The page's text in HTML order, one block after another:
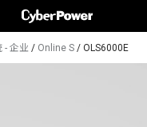
- 企业 / Online S / OLS6000E